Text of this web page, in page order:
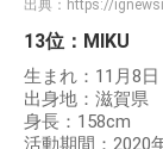
出典： https://
13位：MIKU
生まれ：11月8日
出身地：滋賀県
身長：158cm
活動期間：2020